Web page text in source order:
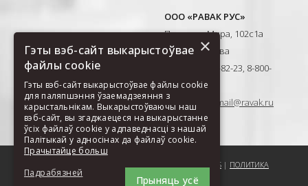
ООО «РАВАК РУС»
Проспект Мира, 102с1а
129626, Москва
T: +7(495) 710-82-23, 8-800-
333-41-51
E-mail:ravak-mail@ravak.ru
COOKIES | ПОЛИТИКА
ОБРАБОТКИ ДАННЫХ ООО РАВАК РУС
×
Гэты вэб-сайт выкарыстоўвае
файлы cookie
Гэты вэб-сайт выкарыстоўвае файлы cookie
для паляпшэння ўзаемадзеяння з
карыстальнікам. Выкарыстоўваючы наш
вэб-сайт, вы згаджаецеся на выкарыстанне
ўсіх файлаў cookie у адпаведнасці з нашай
Палітыкай у адносінах да файлаў cookie.
Прачытайце больш
Прыняць усё
Падрабязней